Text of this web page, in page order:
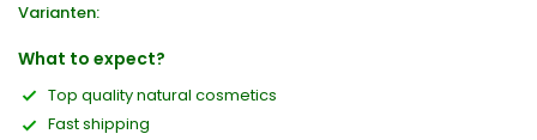
Varianten:
What to expect?
Top quality natural cosmetics
Fast shipping